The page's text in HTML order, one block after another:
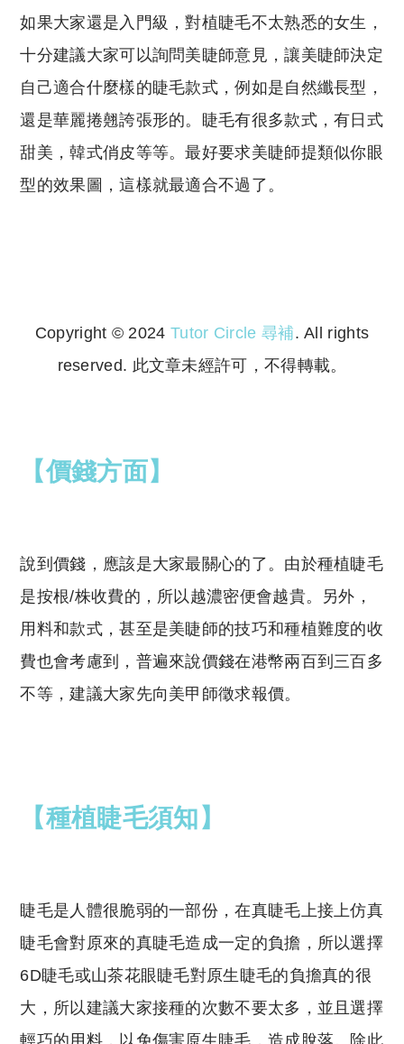
如果大家還是入門級，對植睫毛不太熟悉的女生，
十分建議大家可以詢問美睫師意見，讓美睫師決定
自己適合什麼樣的睫毛款式，例如是自然纖長型，
還是華麗捲翹誇張形的。睫毛有很多款式，有日式
甜美，韓式俏皮等等。最好要求美睫師提類似你眼
型的效果圖，這樣就最適合不過了。
Copyright © 2024 Tutor Circle 尋補. All rights
reserved. 此文章未經許可，不得轉載。
【價錢方面】
說到價錢，應該是大家最關心的了。由於種植睫毛
是按根/株收費的，所以越濃密便會越貴。另外，
用料和款式，甚至是美睫師的技巧和種植難度的收
費也會考慮到，普遍來說價錢在港幣兩百到三百多
不等，建議大家先向美甲師徵求報價。
【種植睫毛須知】
睫毛是人體很脆弱的一部份，在真睫毛上接上仿真
睫毛會對原來的真睫毛造成一定的負擔，所以選擇
6D睫毛或山茶花眼睫毛對原生睫毛的負擔真的很
大，所以建議大家接種的次數不要太多，並且選擇